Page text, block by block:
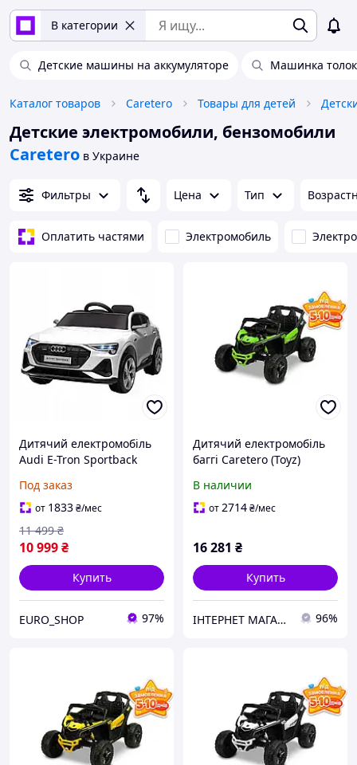
В категории
Детские машины на аккумуляторе Машинка
Каталог товаров Caretero Товары для детей
Детские электромобили, бензомобили
Caretero в Украине
Фильтры Цена Тип
Оплатить частями Электромобиль
Дитячий електромобіль
Audi E-Tron Sportback
Под заказ
от 1833₴/мес
10 999₴
11 499 ₴
Купить
EURO_SHOP 97%
Дитячий електромобіль
баггі Caretero (Toyz)
В наличии
от2714₴/мес
16 281 ₴
Купить
ІНТЕРНЕТ МАГАЗИН ДИТЯЧИХ ТОВАРІВ AGNES SHOP 96%